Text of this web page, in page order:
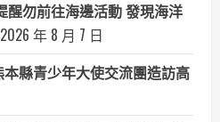
醒勿前往海邊活動 發現海洋
2026 年 8 月 7 日
縣青少年大使交流團造訪高